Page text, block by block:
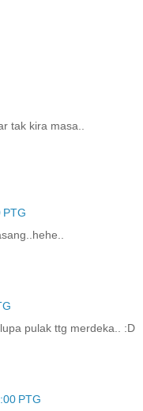
tak kira masa..
pulak ttg merdeka.. :D
PTG